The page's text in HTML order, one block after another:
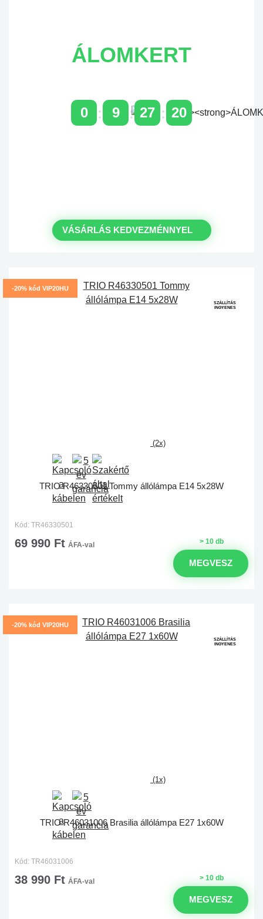
ÁLOMKERT
0 9 27 19
VÁSÁRLÁS KEDVEZMÉNNYEL
-20% kód VIP20HU
SZÁLLÍTÁS
INGYENES
(2x)
TRIO R46330501 Tommy állólámpa E14 5x28W
Kód: TR46330501
> 10 db
69 990 Ft ÁFA-val
MEGVESZ
-20% kód VIP20HU
SZÁLLÍTÁS
INGYENES
(1x)
TRIO R46031006 Brasilia állólámpa E27 1x60W
Kód: TR46031006
> 10 db
38 990 Ft ÁFA-val
MEGVESZ